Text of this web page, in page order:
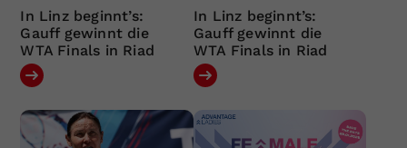
In Linz beginnt’s:
Gauff gewinnt die
WTA Finals in Riad
In Linz beginnt’s:
Gauff gewinnt die
WTA Finals in Riad